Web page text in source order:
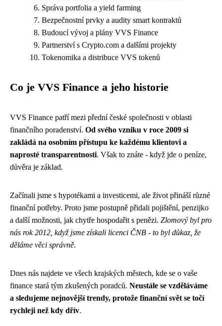
Správa portfolia a yield farming
Bezpečnostní prvky a audity smart kontraktů
Budoucí vývoj a plány VVS Finance
Partnerství s Crypto.com a dalšími projekty
Tokenomika a distribuce VVS tokenů
Co je VVS Finance a jeho historie
VVS Finance patří mezi přední české společnosti v oblasti
finančního poradenství. Od svého vzniku v roce 2009 si
zakládá na osobním přístupu ke každému klientovi a
naprosté transparentnosti. Však to znáte - když jde o peníze,
důvěra je základ.
Začínali jsme s hypotékami a investicemi, ale život přináší různé
finanční potřeby. Proto jsme postupně přidali pojištění, penzijko
a další možnosti, jak chytře hospodařit s penězi. Zlomový byl pro
nás rok 2012, když jsme získali licenci ČNB - to byl důkaz, že
děláme věci správně.
Dnes nás najdete ve všech krajských městech, kde se o vaše
finance stará tým zkušených poradců. Neustále se vzděláváme
a sledujeme nejnovější trendy, protože finanční svět se točí
rychleji než kdy dřív.